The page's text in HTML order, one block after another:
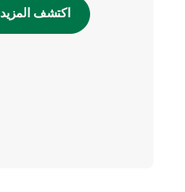
اكتشف المزيد